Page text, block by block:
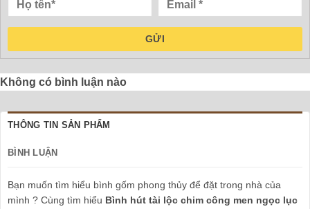
GỬI
Không có bình luận nào
THÔNG TIN SẢN PHẨM
BÌNH LUẬN
Bạn muốn tìm hiểu bình gốm phong thủy để đặt trong nhà của
mình ? Cùng tìm hiểu Bình hút tài lộc chim công men ngọc lục